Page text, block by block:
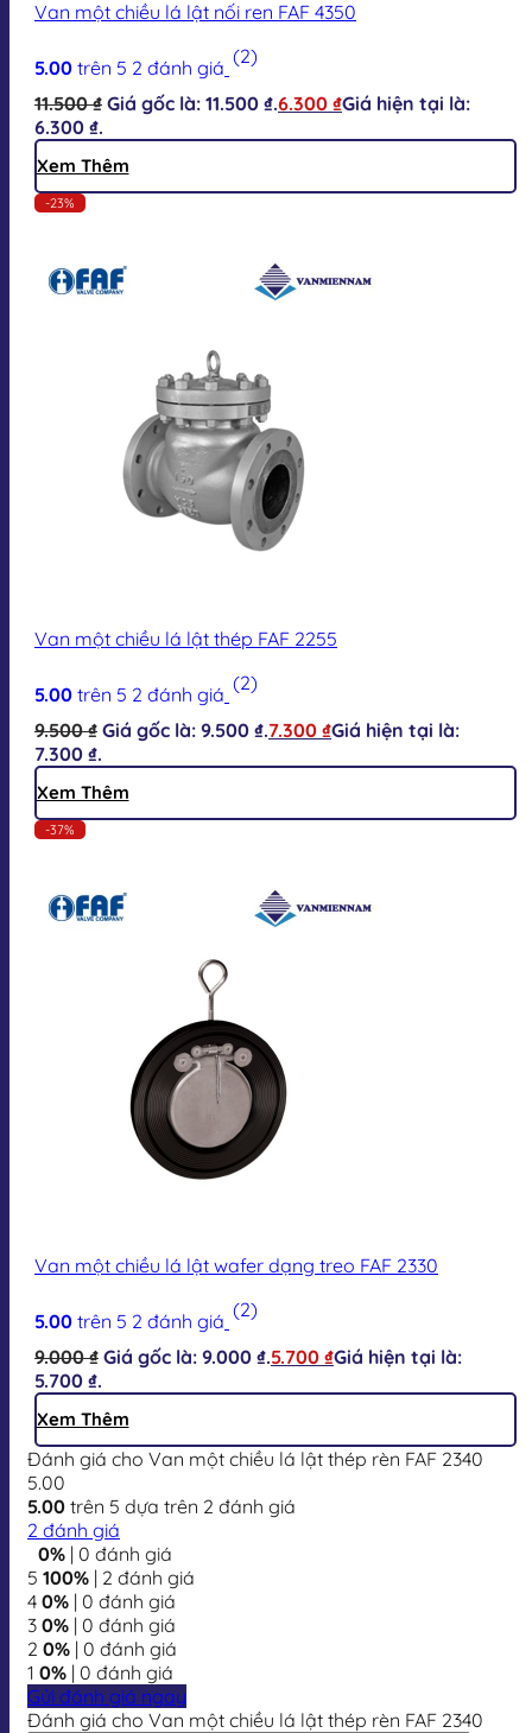
Van một chiều lá lật nối ren FAF 4350
5.00 trên 5 2 đánh giá (2)
11.500₫ Giá gốc là: 11.500 ₫.6.300 ₫Giá hiện tại là:
6.300 ₫.
Xem Thêm
-23%
Van một chiều lá lật thép FAF 2255
5.00 trên 5 2 đánh giá (2)
9.500₫ Giá gốc là: 9.500 ₫.7.300 ₫Giá hiện tại là:
7.300 ₫.
Xem Thêm
-37%
Van một chiều lá lật wafer dạng treo FAF 2330
5.00 trên 5 2 đánh giá (2)
9.000₫ Giá gốc là: 9.000 ₫.5.700 ₫Giá hiện tại là:
5.700 ₫.
Xem Thêm
Đánh giá cho Van một chiều lá lật thép rèn FAF 2340
5.00
5.00 trên 5 dựa trên 2 đánh giá
2 đánh giá
0% | 0 đánh giá
5 100% | 2 đánh giá
4 0% | 0 đánh giá
3 0% | 0 đánh giá
2 0% | 0 đánh giá
1 0% | 0 đánh giá
Gửi đánh giá ngay
Đánh giá cho Van một chiều lá lật thép rèn FAF 2340